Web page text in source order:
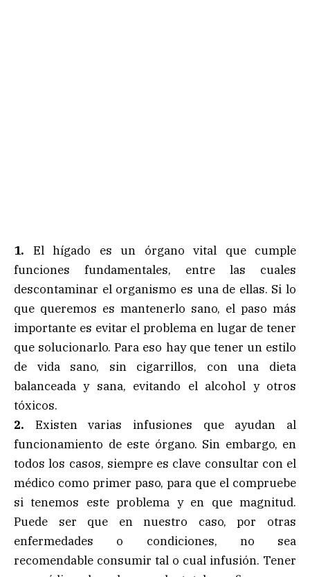
1. El hígado es un órgano vital que cumple
funciones fundamentales, entre las cuales
descontaminar el organismo es una de ellas. Si lo
que queremos es mantenerlo sano, el paso más
importante es evitar el problema en lugar de tener
que solucionarlo. Para eso hay que tener un estilo
de vida sano, sin cigarrillos, con una dieta
balanceada y sana, evitando el alcohol y otros
tóxicos.
2. Existen varias infusiones que ayudan al
funcionamiento de este órgano. Sin embargo, en
todos los casos, siempre es clave consultar con el
médico como primer paso, para que el compruebe
si tenemos este problema y en que magnitud.
Puede ser que en nuestro caso, por otras
enfermedades o condiciones, no sea
recomendable consumir tal o cual infusión. Tener